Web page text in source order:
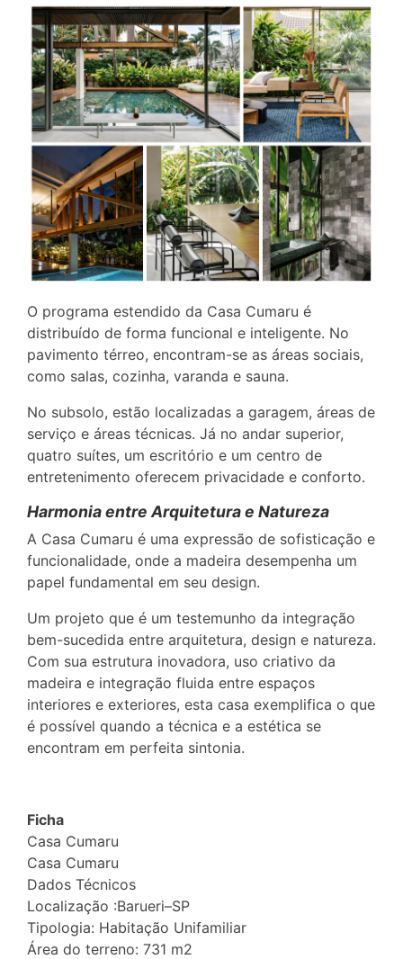
O programa estendido da Casa Cumaru é
distribuído de forma funcional e inteligente. No
pavimento térreo, encontram-se as áreas sociais,
como salas, cozinha, varanda e sauna.
No subsolo, estão localizadas a garagem, áreas de
serviço e áreas técnicas. Já no andar superior,
quatro suítes, um escritório e um centro de
entretenimento oferecem privacidade e conforto.
Harmonia entre Arquitetura e Natureza
A Casa Cumaru é uma expressão de sofisticação e
funcionalidade, onde a madeira desempenha um
papel fundamental em seu design.
Um projeto que é um testemunho da integração
bem-sucedida entre arquitetura, design e natureza.
Com sua estrutura inovadora, uso criativo da
madeira e integração fluida entre espaços
interiores e exteriores, esta casa exemplifica o que
é possível quando a técnica e a estética se
encontram em perfeita sintonia.
Ficha
Casa Cumaru
Casa Cumaru
Dados Técnicos
Localização :Barueri–SP
Tipologia: Habitação Unifamiliar
Área do terreno: 731 m2